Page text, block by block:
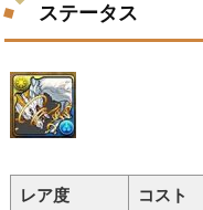
ステータス
レア度 コスト